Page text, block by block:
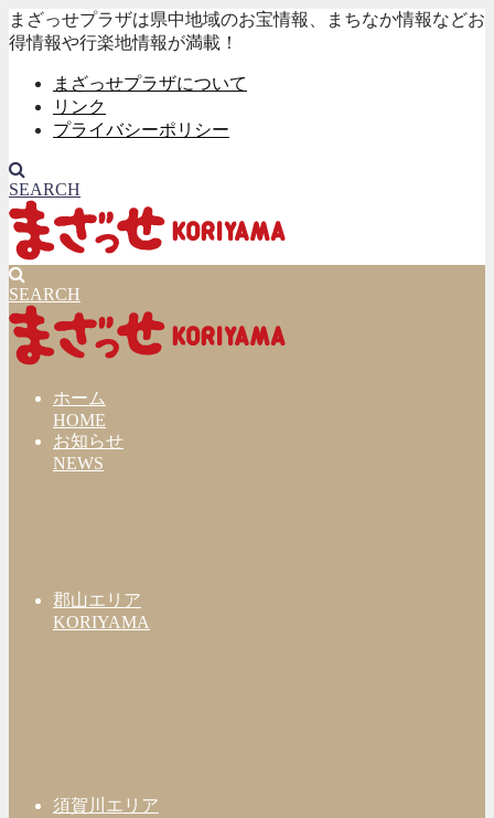
まざっせプラザは県中地域のお宝情報、まちなか情報などお
得情報や行楽地情報が満載！
まざっせプラザについて
リンク
プライバシーポリシー
SEARCH
SEARCH
ホーム
HOME
お知らせ
NEWS
郡山エリア
KORIYAMA
須賀川エリア